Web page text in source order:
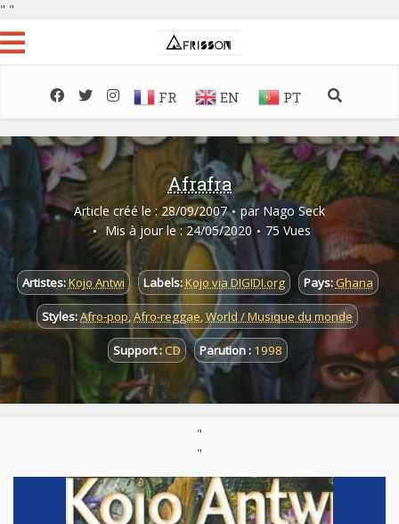
" "
FR EN PT
Afrafra
Article créé le : 28/09/2007 par Nago Seck
Mis à jour le : 24/05/2020
75 Vues
Artistes:Kojo Antwi Labels:Kojo via DIGIDI.org Pays:Ghana
Styles:Afro-pop,Afro-reggae,World / Musique du monde
Support : CD Parution : 1998
"
"